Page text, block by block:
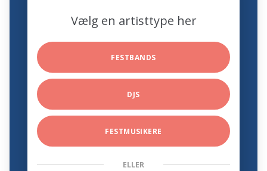
Vælg en artisttype her
FESTBANDS
DJS
FESTMUSIKERE
ELLER